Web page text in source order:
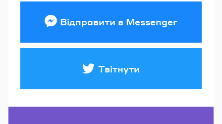
Відправити в Messenger
Твітнути